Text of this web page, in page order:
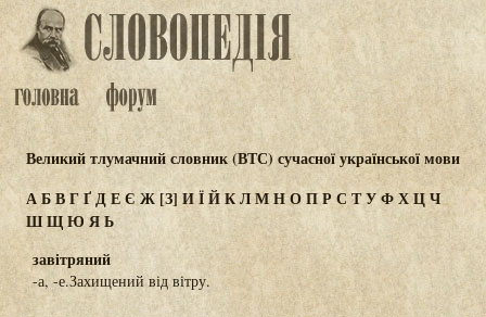
Великий тлумачний словник (ВТС) сучасної української мови
АБВГҐДЕЄ Ж[З] ИЇЙКЛМНОПР СТУФХЦЧ
ШЩЮЯЬ
завітряний
-а, -е.Захищений від вітру.